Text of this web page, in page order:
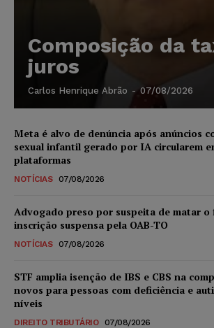
Composição da
juros
Carlos Henrique Abrão - 07/08/2026
Meta é alvo de denúncia após anúncios
sexual infantil gerado por IA circularem
plataformas
NOTÍCIAS 07/08/2026
Advogado preso por suspeita de matar o
inscrição suspensa pela OAB-TO
NOTÍCIAS 07/08/2026
STF amplia isenção de IBS e CBS na
novos para pessoas com deficiência e
níveis
DIREITO TRIBUTÁRIO 07/08/2026